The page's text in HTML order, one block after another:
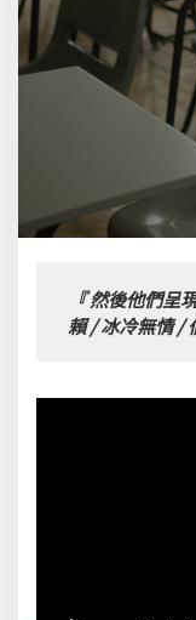
『 然後他們
賴 / 冰冷無情 /